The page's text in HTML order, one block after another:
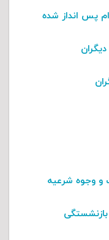
پس انداز شده
وجوه شرعیه